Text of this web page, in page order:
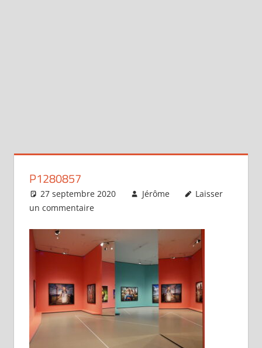
P1280857
27 septembre 2020 Jérôme
Laisser
un commentaire